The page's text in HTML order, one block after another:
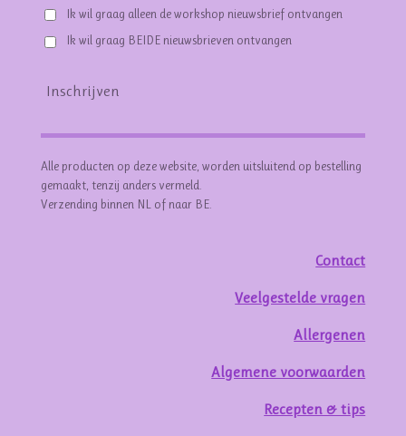
Ik wil graag alleen de workshop nieuwsbrief ontvangen
Ik wil graag BEIDE nieuwsbrieven ontvangen
Inschrijven
Alle producten op deze website, worden uitsluitend op bestelling
gemaakt, tenzij anders vermeld.
Verzending binnen NL of naar BE.
Contact
Veelgestelde vragen
Allergenen
Algemene voorwaarden
Recepten & tips